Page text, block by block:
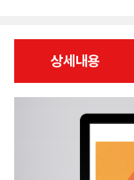
상세내용